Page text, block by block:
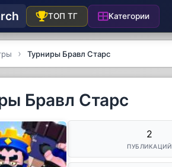
ТОП ТГ Категории
Турниры Бравл Старс
Бравл Старс
2
ПУБЛИКАЦИЙ